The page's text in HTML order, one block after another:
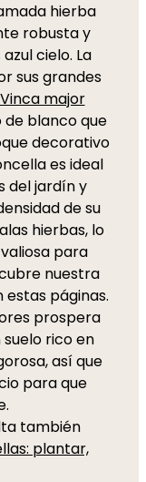
hierba
robusta y
cielo. La
sus grandes
Vinca major
de blanco que
decorativo
es ideal
del jardín y
de su
hierbas, lo
para
nuestra
páginas.
prospera
rico en
así que
para que
también
plantar,